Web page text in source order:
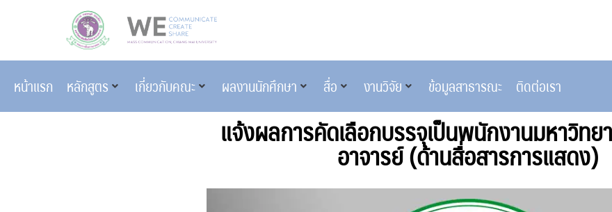
หน้าแรก หลักสูตร เกี่ยวกับคณะ ผลงานนักศึกษา สื่อ งานวิจัย ข้อมูลสาธารณะ ติดต่อเรา
แจ้งผลการคัดเลือกบรรจุเป็นพนักงานมหาวิท
อาจารย์ (ด้านสื่อสารการแสดง)